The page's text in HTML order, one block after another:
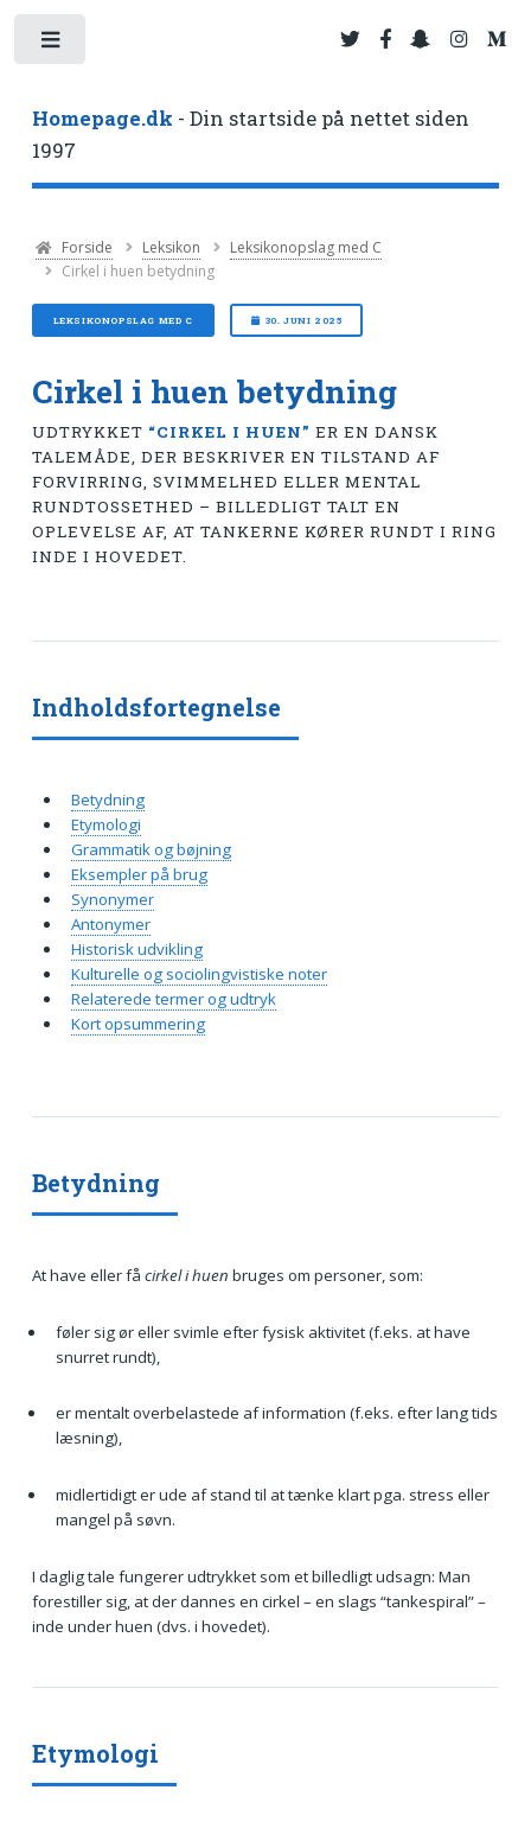
Homepage.dk - Din startside på nettet siden
1997
Forside Leksikon
Leksikonopslag med C
Cirkel i huen betydning
LEKSIKONOPSLAG MED C 30. JUNI 2025
Cirkel i huen betydning
UDTRYKKET “CIRKEL I HUEN” ER EN DANSK
TALEMÅDE, DER BESKRIVER EN TILSTAND AF
FORVIRRING, SVIMMELHED ELLER MENTAL
RUNDTOSSETHED – BILLEDLIGT TALT EN
OPLEVELSE AF, AT TANKERNE KØRER RUNDT I RING
INDE I HOVEDET.
Betydning
At have eller få cirkel i huen bruges om personer, som:
føler sig ør eller svimle efter fysisk aktivitet (f.eks. at have
snurret rundt),
er mentalt overbelastede af information (f.eks. efter lang tids
læsning),
midlertidigt er ude af stand til at tænke klart pga. stress eller
mangel på søvn.
I daglig tale fungerer udtrykket som et billedligt udsagn: Man
forestiller sig, at der dannes en cirkel – en slags “tankespiral” –
inde under huen (dvs. i hovedet).
Etymologi
Indholdsfortegnelse
Betydning
Etymologi
Grammatik og bøjning
Eksempler på brug
Synonymer
Antonymer
Historisk udvikling
Kulturelle og sociolingvistiske noter
Relaterede termer og udtryk
Kort opsummering